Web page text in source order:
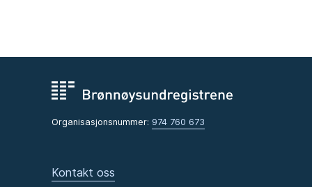
Organisasjonsnummer: 974 760 673
Kontakt oss